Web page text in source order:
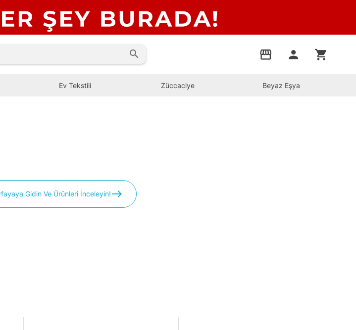
search storefront person shopping_cart
Ev Tekstili Züccaciye Beyaz Eşya
Gidin Ve Ürünleri İnceleyin!easts